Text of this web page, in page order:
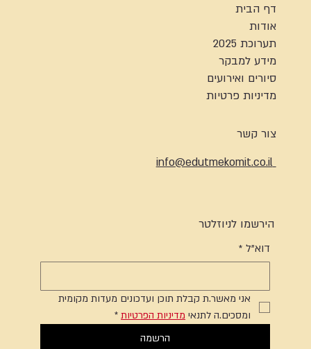
דף הבית
אודות
תערוכת 2025
מידע למבקר
סיורים ואירועים
מדיניות פרטיות
צור קשר
info@edutmekomit.co.il
הירשמו לניוזלטר
דוא"ל *
אני מאשר.ת קבלת תוכן ועדכונים מעדות מקומית
ומסכים.ה לתנאי מדיניות הפרטיות *
הרשמה